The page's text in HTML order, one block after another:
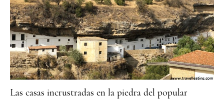
Las casas incrustradas en la piedra del popular